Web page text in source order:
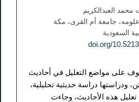
محمد العبدالكريم
جامعة أم القرى، مكة
السعودية
على مواضع التعليل في أحاديث
ودراستها دراسة حديثية تحليلية،
هذه الأحاديث، وجاءت